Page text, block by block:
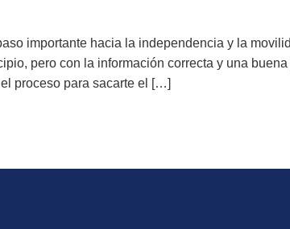
importante hacia la independencia y la
pero con la información correcta y una
proceso para sacarte el […]